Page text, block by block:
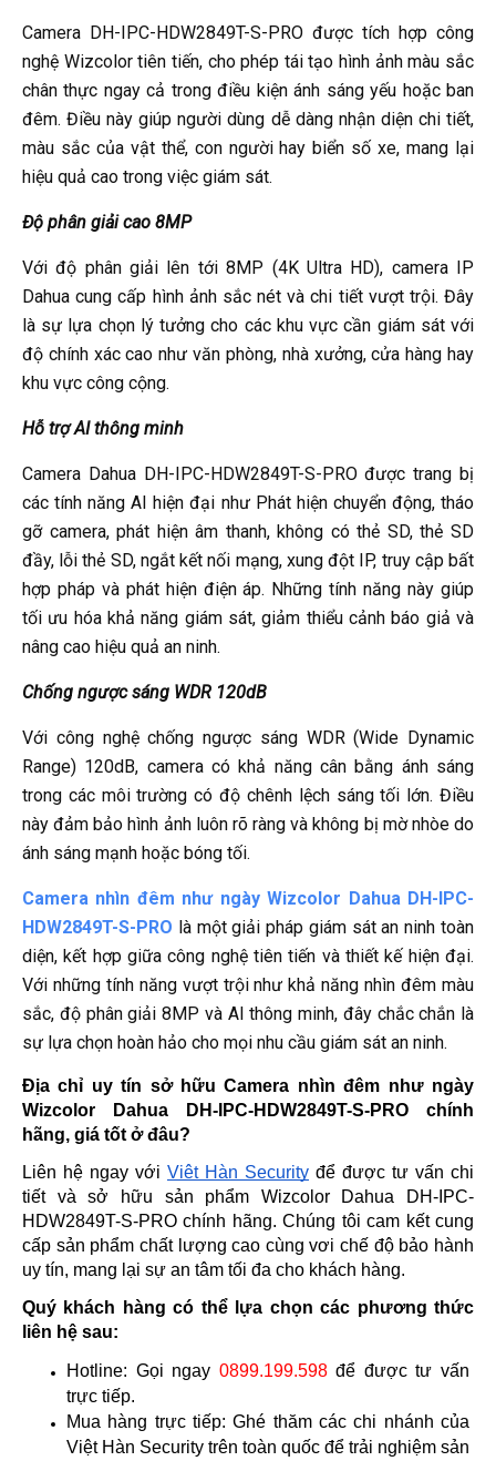
Camera DH-IPC-HDW2849T-S-PRO được tích hợp công
nghệ Wizcolor tiên tiến, cho phép tái tạo hình ảnh màu sắc
chân thực ngay cả trong điều kiện ánh sáng yếu hoặc ban
đêm. Điều này giúp người dùng dễ dàng nhận diện chi tiết,
màu sắc của vật thể, con người hay biển số xe, mang lại
hiệu quả cao trong việc giám sát.
Độ phân giải cao 8MP
Với độ phân giải lên tới 8MP (4K Ultra HD), camera IP
Dahua cung cấp hình ảnh sắc nét và chi tiết vượt trội. Đây
là sự lựa chọn lý tưởng cho các khu vực cần giám sát với
độ chính xác cao như văn phòng, nhà xưởng, cửa hàng hay
khu vực công cộng.
Hỗ trợ AI thông minh
Camera Dahua DH-IPC-HDW2849T-S-PRO được trang bị
các tính năng AI hiện đại như Phát hiện chuyển động, tháo
gỡ camera, phát hiện âm thanh, không có thẻ SD, thẻ SD
đầy, lỗi thẻ SD, ngắt kết nối mạng, xung đột IP, truy cập bất
hợp pháp và phát hiện điện áp. Những tính năng này giúp
tối ưu hóa khả năng giám sát, giảm thiểu cảnh báo giả và
nâng cao hiệu quả an ninh.
Chống ngược sáng WDR 120dB
Với công nghệ chống ngược sáng WDR (Wide Dynamic
Range) 120dB, camera có khả năng cân bằng ánh sáng
trong các môi trường có độ chênh lệch sáng tối lớn. Điều
này đảm bảo hình ảnh luôn rõ ràng và không bị mờ nhòe do
ánh sáng mạnh hoặc bóng tối.
Camera nhìn đêm như ngày Wizcolor Dahua DH-IPC-
HDW2849T-S-PRO là một giải pháp giám sát an ninh toàn
diện, kết hợp giữa công nghệ tiên tiến và thiết kế hiện đại.
Với những tính năng vượt trội như khả năng nhìn đêm màu
sắc, độ phân giải 8MP và AI thông minh, đây chắc chắn là
sự lựa chọn hoàn hảo cho mọi nhu cầu giám sát an ninh.
Địa chỉ uy tín sở hữu Camera nhìn đêm như ngày
Wizcolor Dahua DH-IPC-HDW2849T-S-PRO chính
hãng, giá tốt ở đâu?
Liên hệ ngay với Việt Hàn Security để được tư vấn chi
tiết và sở hữu sản phẩm Wizcolor Dahua DH-IPC-
HDW2849T-S-PRO chính hãng. Chúng tôi cam kết cung
cấp sản phẩm chất lượng cao cùng vơi chế độ bảo hành
uy tín, mang lại sự an tâm tối đa cho khách hàng.
Quý khách hàng có thể lựa chọn các phương thức
liên hệ sau:
Hotline: Gọi ngay 0899.199.598 để được tư vấn
trực tiếp.
Mua hàng trực tiếp: Ghé thăm các chi nhánh của
Việt Hàn Security trên toàn quốc để trải nghiệm sản